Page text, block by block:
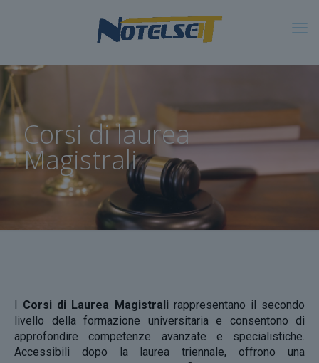
Corsi di laurea
Magistrali
I Corsi di Laurea Magistralirappresentano il secondo
livello della formazione universitaria e consentono di
approfondire competenze avanzate e specialistiche.
Accessibili dopo la laurea triennale, offrono una